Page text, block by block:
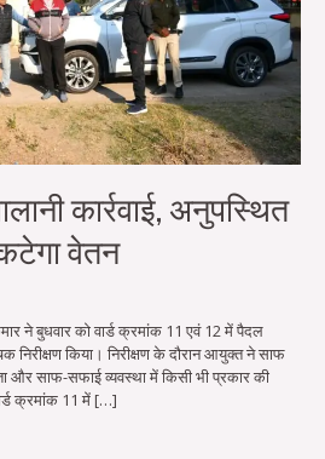
कार्रवाई, अनुपस्थित
वेतन
ने बुधवार को वार्ड क्रमांक 11 एवं 12 में पैदल
किया। निरीक्षण के दौरान आयुक्त ने साफ
और साफ-सफाई व्यवस्था में किसी भी प्रकार की
क्रमांक 11 में […]